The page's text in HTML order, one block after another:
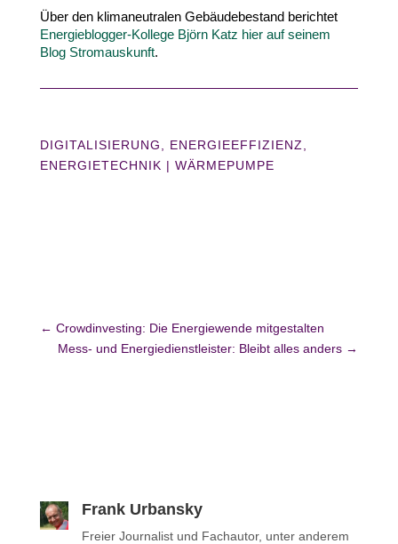
Über den kli­ma­neu­tralen Gebäu­de­be­stand berich­tet
Energieblogger-​Kollege Björn Katz hier auf sei­nem
Blog Strom­aus­kunft.
DIGITALISIERUNG ENERGIEEFFIZIENZ
ENERGIETECHNIK | WÄRMEPUMPE
← Crowdinvesting: Die Energiewende mitgestalten
Mess- und Energiedienstleister: Bleibt alles anders →
Frank Urbansky
Freier Jour­na­list und Fach­au­tor, unter anderem